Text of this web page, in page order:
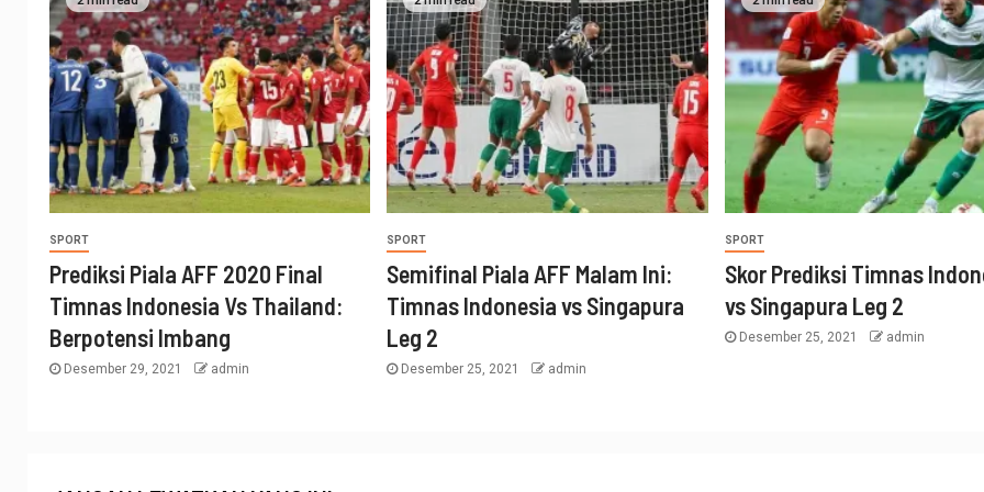
SPORT
Prediksi Piala AFF 2020 Final
Timnas Indonesia Vs Thailand:
Berpotensi Imbang
Desember 29, 2021 admin
SPORT
Semifinal Piala AFF Malam Ini:
Timnas Indonesia vs Singapura
Leg 2
Desember 25, 2021 admin
SPORT
Skor Prediksi Timnas
vs Singapura Leg 2
Desember 25, 2021 admin